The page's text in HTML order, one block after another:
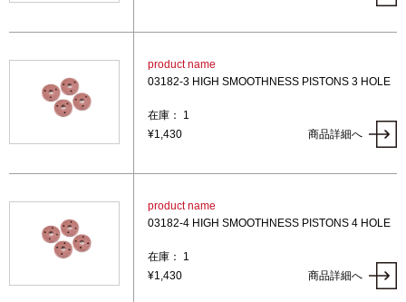
product name
03182-3 HIGH SMOOTHNESS PISTONS 3 HOLE
在庫： 1
¥1,430 商品詳細へ
product name
03182-4 HIGH SMOOTHNESS PISTONS 4 HOLE
在庫： 1
¥1,430 商品詳細へ